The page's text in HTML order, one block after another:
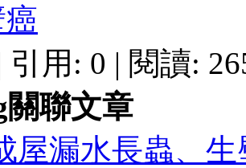
引用: 0 | 閱讀:
關聯文章
屋漏水長蟲、